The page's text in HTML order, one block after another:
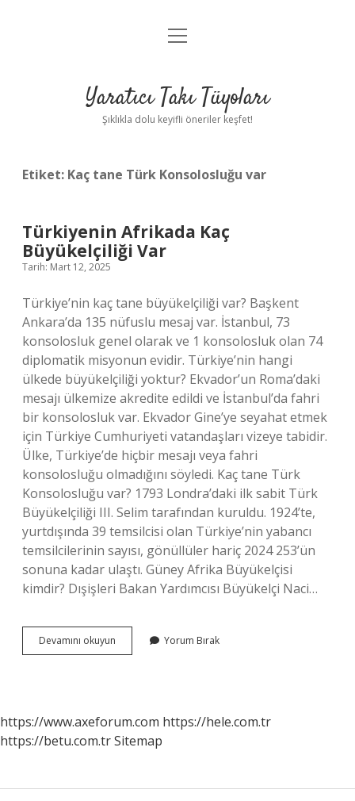
Anasayfa
Yasal Uyarı
menüyü
Yaratıcı Takı Tüyoları
Şıklıkla dolu keyifli öneriler keşfet!
Etiket: Kaç tane Türk Konsolosluğu var
Türkiyenin Afrikada Kaç
Büyükelçiliği Var
Tarih: Mart 12, 2025
Türkiye’nin kaç tane büyükelçiliği var? Başkent
Ankara’da 135 nüfuslu mesaj var. İstanbul, 73
konsolosluk genel olarak ve 1 konsolosluk olan 74
diplomatik misyonun evidir. Türkiye’nin hangi
ülkede büyükelçiliği yoktur? Ekvador’un Roma’daki
mesajı ülkemize akredite edildi ve İstanbul’da fahri
bir konsolosluk var. Ekvador Gine’ye seyahat etmek
için Türkiye Cumhuriyeti vatandaşları vizeye tabidir.
Ülke, Türkiye’de hiçbir mesajı veya fahri
konsolosluğu olmadığını söyledi. Kaç tane Türk
Konsolosluğu var? 1793 Londra’daki ilk sabit Türk
Büyükelçiliği III. Selim tarafından kuruldu. 1924’te,
yurtdışında 39 temsilcisi olan Türkiye’nin yabancı
temsilcilerinin sayısı, gönüllüler hariç 2024 253’ün
sonuna kadar ulaştı. Güney Afrika Büyükelçisi
kimdir? Dışişleri Bakan Yardımcısı Büyükelçi Naci…
Devamını okuyun Türkiyenin
Afrikada
Yorum Bırak
https://www.axeforum.com https://hele.com.tr
https://betu.com.trSitemap